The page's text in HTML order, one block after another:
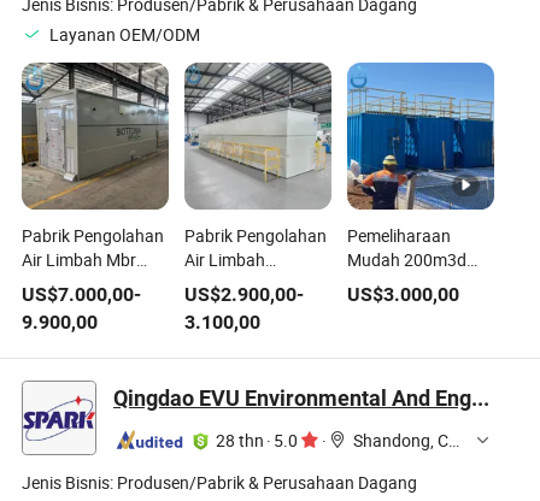
Jenis Bisnis: Produsen/Pabrik & Perusahaan Dagang
Layanan OEM/ODM
Pabrik Pengolahan
Air Limbah Mbr
Mbbr yang
Dikontrakkan
dengan Sertifikat
CE ISO untuk
Restoran Hotel
Toilet Domestik
US$7.000,00-
9.900,00
Pabrik Pengolahan
Air Limbah
Tercontainerisasi
Lanjutan untuk
Penggunaan
Perkotaan dan
US$2.900,00-
3.100,00
Pemeliharaan
Mudah 200m3d
Pabrik Pengolahan
Air Limbah untuk
Makanan/Perkotaan/
US$3.000,00
Qingdao EVU Environmental And Engineering Equipment Co., Ltd.
28 thn · 5.0 ·
Shandong, China
Jenis Bisnis: Produsen/Pabrik & Perusahaan Dagang